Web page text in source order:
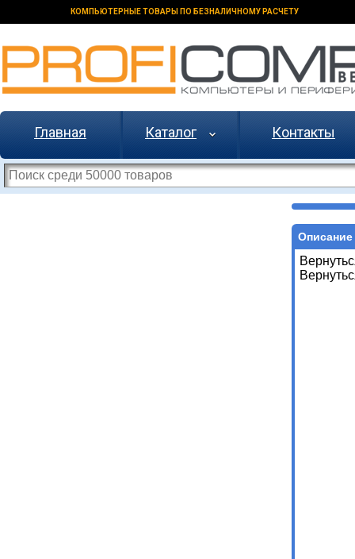
КОМПЬЮТЕРНЫЕ ТОВАРЫ ПО БЕЗНАЛИЧНОМУ РАСЧЕТУ
Главная Каталог Контакты
Описание